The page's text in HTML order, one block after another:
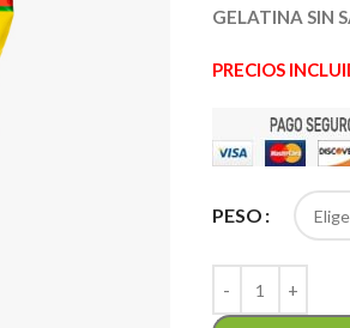
GELATINA SIN
PRECIOS
PESO